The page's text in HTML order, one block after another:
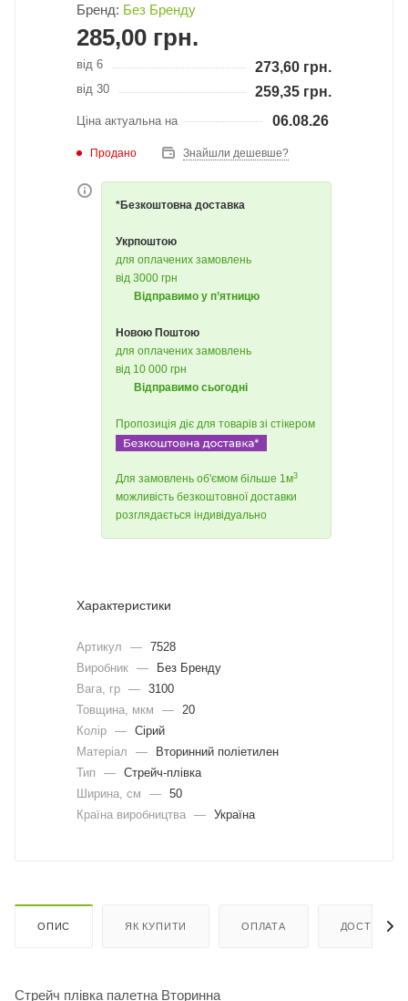
Бренд: Без Бренду
285,00 грн.
від 6 273,60 грн.
від 30 259,35 грн.
Ціна актуальна на 06.08.26
Продано Знайшли дешевше?
*Безкоштовна доставка
Укрпоштою
для оплачених замовлень
від 3000 грн
Відправимо у п’ятницю
Новою Поштою
для оплачених замовлень
від 10 000 грн
Відправимо сьогодні
Пропозиція діє для товарів зі стікером
Для замовлень об'ємом більше 1м3
можливість безкоштовної доставки
розглядається індивідуально
Характеристики
Артикул — 7528
Виробник —
Без Бренду
Вага, гр — 3100
Товщина, мкм
—
20
Колір — Сірий
Матеріал
—
Вторинний поліетилен
Тип
— Стрейч-плівка
Ширина, cм
— 50
Країна виробництва — Україна
ОПИС ЯК КУПИТИ ОПЛАТА ДОСТАВКА
Стрейч плівка палетна Вторинна